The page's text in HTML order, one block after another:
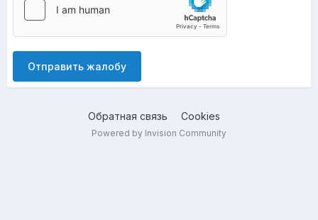
Отправить жалобу
Обратная связь Cookies
Powered by Invision Community